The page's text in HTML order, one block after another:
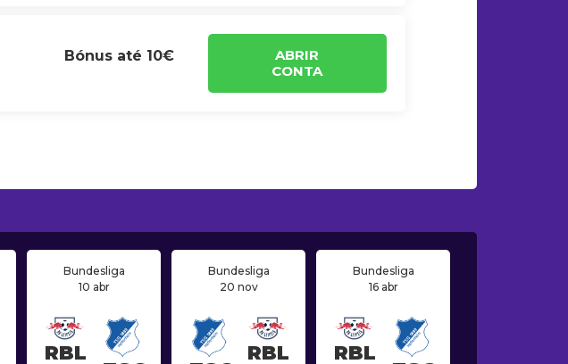
Bónus até 10€
ABRIR
CONTA
Bundesliga
10 abr
RBL
Bundesliga
20 nov
RBL
Bundesliga
16 abr
RBL